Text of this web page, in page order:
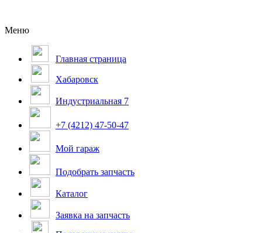
Меню
Главная страница
Хабаровск
Индустриальная 7
+7 (4212) 47-50-47
Мой гараж
Подобрать запчасть
Каталог
Заявка на запчасть